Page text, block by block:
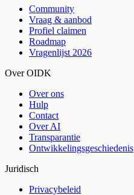
Community
Vraag & aanbod
Profiel claimen
Roadmap
Vragenlijst 2026
Over OIDK
Over ons
Hulp
Contact
Over AI
Transparantie
Ontwikkelingsgeschiedenis
Juridisch
Privacybeleid